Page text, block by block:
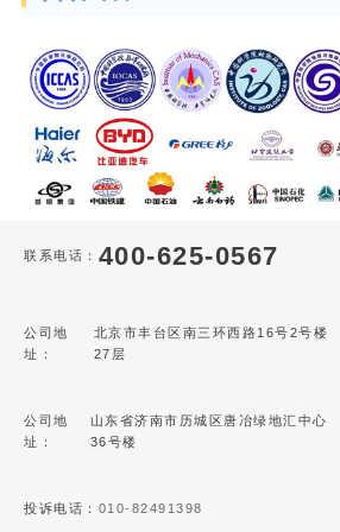
联系电话： 400-625-0567
公司地
址：
北京市丰台区南三环西路16号2号楼
27层
公司地
址：
山东省济南市历城区唐冶绿地汇中心
36号楼
投诉电话： 010-82491398